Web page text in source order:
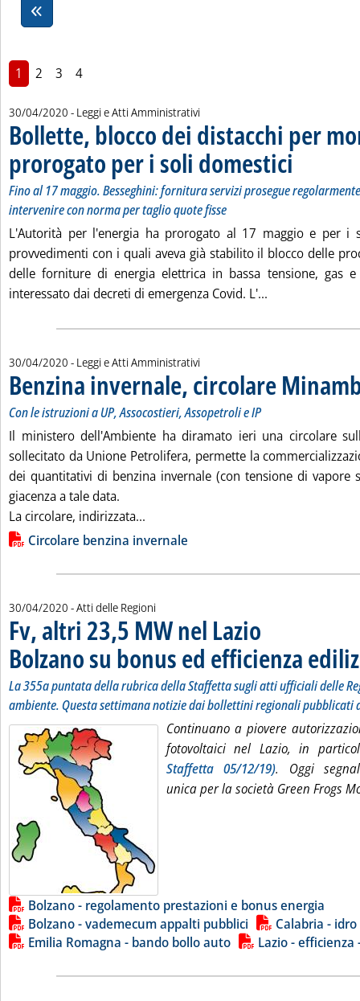
1 2 3 4
30/04/2020 - Leggi e Atti Amministrativi
Bollette, blocco dei distacchi per
prorogato per i soli domestici. Sottotitolo:
. Pubblicata
Fino al 17 maggio. Besseghini: fornitura servizi prosegue
intervenire con norma per taglio quote fisse
L'Autorità per l'energia ha prorogato al 17 maggio e per i
provvedimenti con i quali aveva già stabilito il blocco delle
delle forniture di energia elettrica in bassa tensione, gas
interessato dai decreti di emergenza Covid. L'...
30/04/2020 - Leggi e Atti Amministrativi
Benzina invernale, circolare
Con le istruzioni a UP, Assocostieri, Assopetroli e IP
Il ministero dell'Ambiente ha diramato ieri una circolare
sollecitato da Unione Petrolifera, permette la
dei quantitativi di benzina invernale (con tensione di vapore
giacenza a tale data.
La circolare, indirizzata...
Lista allegati PDF alla notizia
Circolare benzina invernale
30/04/2020 - Atti delle Regioni
Fv, altri 23,5 MW nel Lazio
Bolzano su bonus ed efficienza
La 355a puntata della rubrica della Staffetta sugli atti ufficiali delle
ambiente. Questa settimana notizie dai bollettini regionali pubblicati
Continuano a piovere
fotovoltaici nel Lazio, in
Staffetta 05/12/19). Oggi
unica per la società Green Frogs
Lista allegati PDF alla notizia
Bolzano - regolamento prestazioni e bonus energia
Bolzano - vademecum appalti pubblici
Calabria -
Emilia Romagna - bando bollo auto
Lazio - efficienza